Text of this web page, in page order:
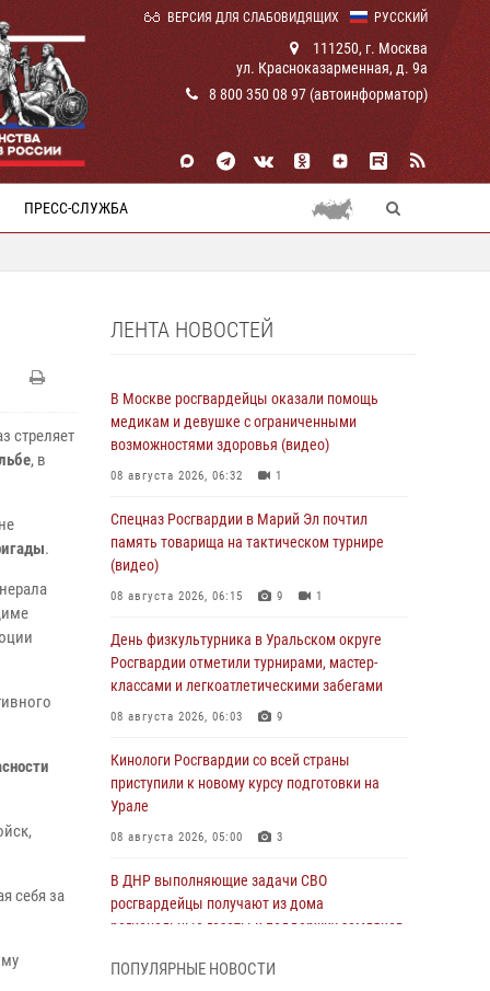
РУССКИЙ
ВЕРСИЯ ДЛЯ СЛАБОВИДЯЩИХ
111250, г. Москва
ул. Красноказарменная, д. 9а
8 800 350 08 97 (автоинформатор)
ПРЕСС-СЛУЖБА
стреляет
, в
.
себя за
ЛЕНТА НОВОСТЕЙ
В Москве росгвардейцы оказали помощь
медикам и девушке с ограниченными
возможностями здоровья (видео)
08 августа 2026, 06:32 1
Спецназ Росгвардии в Марий Эл почтил
память товарища на тактическом турнире
(видео)
08 августа 2026, 06:15 9 1
День физкультурника в Уральском округе
Росгвардии отметили турнирами, мастер-
классами и легкоатлетическими забегами
08 августа 2026, 06:03 9
Кинологи Росгвардии со всей страны
приступили к новому курсу подготовки на
Урале
08 августа 2026, 05:00 3
В ДНР выполняющие задачи СВО
росгвардейцы получают из дома
региональные газеты и поддержку земляков
ПОПУЛЯРНЫЕ НОВОСТИ